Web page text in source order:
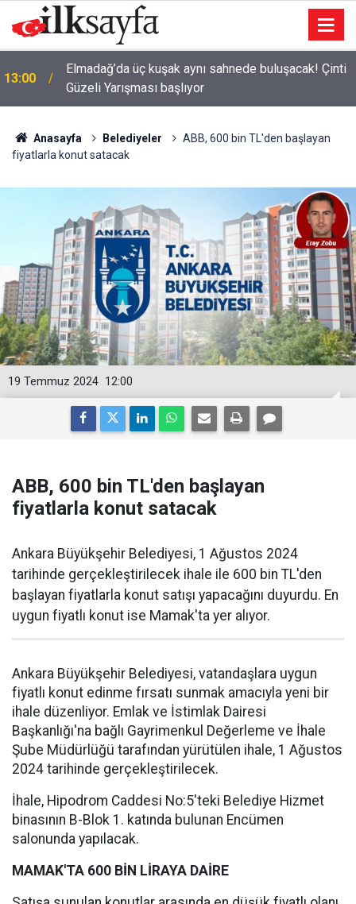
12:30
Çankaya Kent Lokantaları’nda haftanın menüsü belli
oldu
Anasayfa Belediyeler
ABB, 600 bin TL'den başlayan
fiyatlarla konut satacak
12:00
19 Temmuz 2024
ABB, 600 bin TL'den başlayan
fiyatlarla konut satacak
Ankara Büyükşehir Belediyesi, 1 Ağustos 2024
tarihinde gerçekleştirilecek ihale ile 600 bin TL'den
başlayan fiyatlarla konut satışı yapacağını duyurdu. En
uygun fiyatlı konut ise Mamak'ta yer alıyor.
Ankara Büyükşehir Belediyesi, vatandaşlara uygun
fiyatlı konut edinme fırsatı sunmak amacıyla yeni bir
ihale düzenliyor. Emlak ve İstimlak Dairesi
Başkanlığı'na bağlı Gayrimenkul Değerleme ve İhale
Şube Müdürlüğü tarafından yürütülen ihale, 1 Ağustos
2024 tarihinde gerçekleştirilecek.
İhale, Hipodrom Caddesi No:5'teki Belediye Hizmet
binasının B-Blok 1. katında bulunan Encümen
salonunda yapılacak.
MAMAK'TA 600 BİN LİRAYA DAİRE